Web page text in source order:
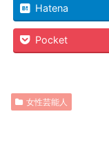
Hatena
Pocket
女性芸能人